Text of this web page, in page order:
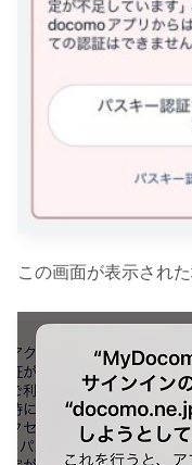
この画面が表示され